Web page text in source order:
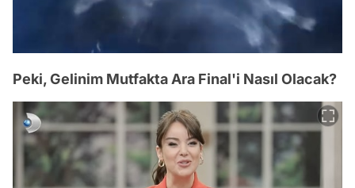
Peki, Gelinim Mutfakta Ara Final'i Nasıl Olacak?